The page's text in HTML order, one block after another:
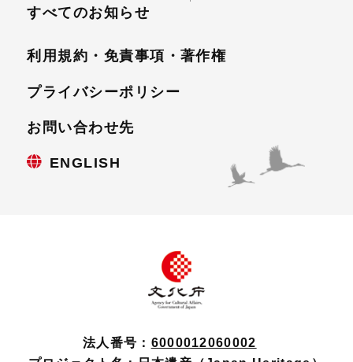
すべてのお知らせ
利用規約・免責事項・著作権
プライバシーポリシー
お問い合わせ先
ENGLISH
法人番号： 6000012060002